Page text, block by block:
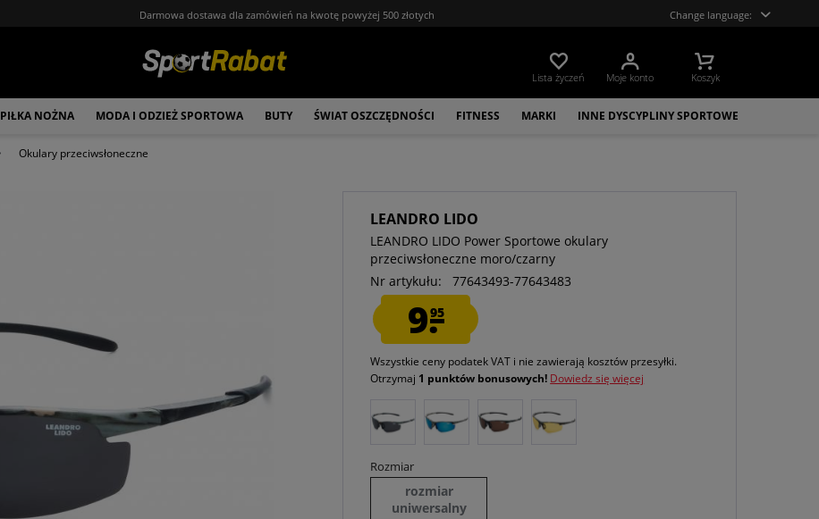
Darmowa dostawa dla zamówień na kwotę powyżej 500 złotych Change language:
Lista życzeń Moje konto Koszyk
PIŁKA NOŻNA MODA I ODZIEŻ SPORTOWA BUTY ŚWIAT OSZCZĘDNOŚCI FITNESS MARKI INNE DYSCYPLINY SPORTOWE
Okulary przeciwsłoneczne
LEANDRO LIDO
LEANDRO LIDO Power Sportowe okulary
przeciwsłoneczne moro/czarny
Nr artykułu:
77643493-77643483
9.95
Wszystkie ceny podatek VAT i nie zawierają kosztów przesyłki.
Otrzymaj 1 punktów bonusowych! Dowiedz się więcej
Rozmiar
rozmiar
uniwersalny